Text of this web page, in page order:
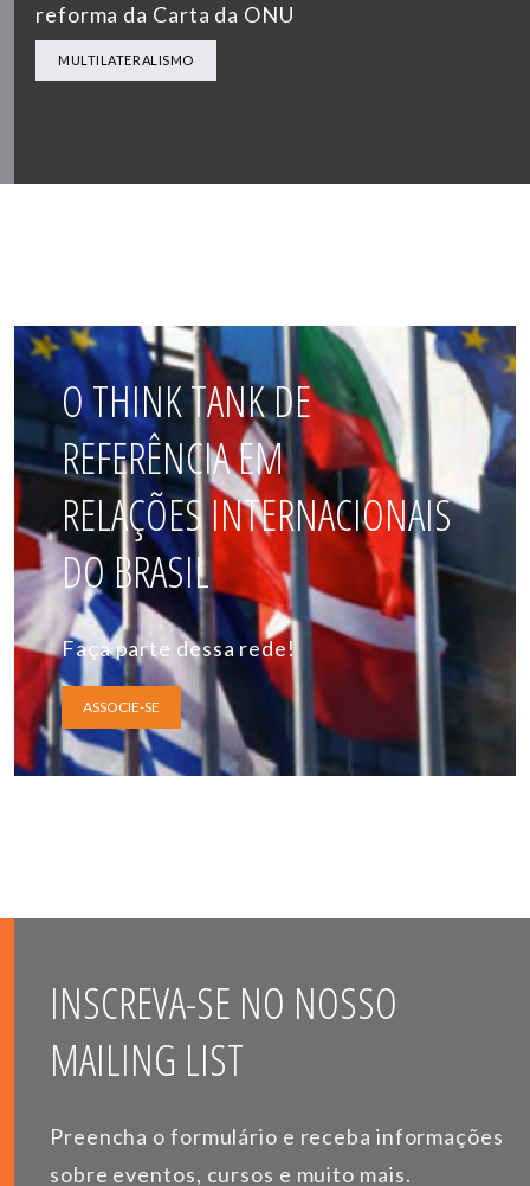
reforma da Carta da ONU
MULTILATERALISMO
O THINK TANK DE
REFERÊNCIA EM
RELAÇÕES INTERNACIONAIS
DO BRASIL
Faça parte dessa rede!
ASSOCIE-SE
INSCREVA-SE NO NOSSO
MAILING LIST
Preencha o formulário e receba informações
sobre eventos, cursos e muito mais.